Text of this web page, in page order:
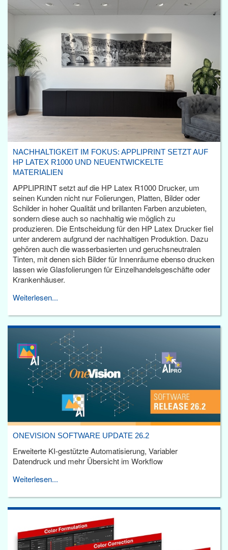
NACHHALTIGKEIT IM FOKUS: APPLIPRINT SETZT AUF
HP LATEX R1000 UND NEUENTWICKELTE
MATERIALIEN
APPLIPRINT setzt auf die HP Latex R1000 Drucker, um
seinen Kunden nicht nur Folierungen, Platten, Bilder oder
Schilder in hoher Qualität und brillanten Farben anzubieten,
sondern diese auch so nachhaltig wie möglich zu
produzieren. Die Entscheidung für den HP Latex Drucker fiel
unter anderem aufgrund der nachhaltigen Produktion. Dazu
gehören auch die wasserbasierten und geruchsneutralen
Tinten, mit denen sich Bilder für Innenräume ebenso drucken
lassen wie Glasfolierungen für Einzelhandelsgeschäfte oder
Krankenhäuser.
Weiterlesen...
ONEVISION SOFTWARE UPDATE 26.2
Erweiterte KI-gestützte Automatisierung, Variabler
Datendruck und mehr Übersicht im Workflow
Weiterlesen...